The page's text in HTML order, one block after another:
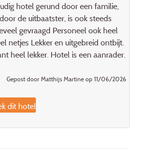
hotel gerund door een familie,
de uitbaatster, is ook steeds
gevraagd Personeel ook heel
netjes Lekker en uitgebreid ontbijt.
heel lekker. Hotel is een aanrader.
Gepost door Matthijs Martine op 11/06/2026
dit hotel